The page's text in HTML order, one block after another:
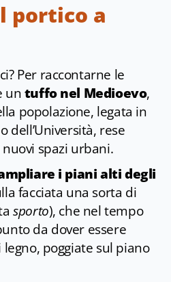
portico a
Per raccontarne le
untuffo nel Medioevo,
popolazione, legata in
dell’Università, rese
spazi urbani.
i piani alti degli
facciata una sorta di
sporto), che nel tempo
da dover essere
poggiate sul piano